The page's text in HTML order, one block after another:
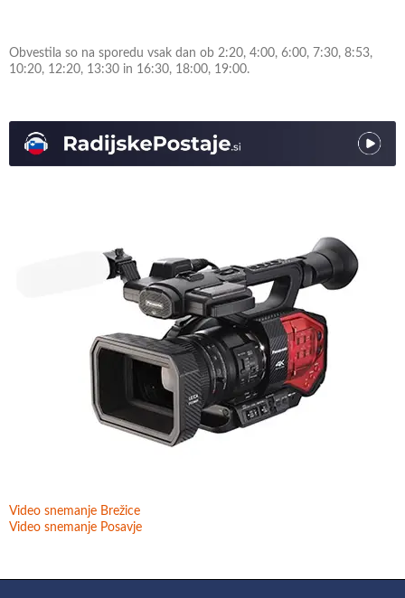
Obvestila so na sporedu vsak dan ob 2:20, 4:00, 6:00, 7:30, 8:53,
10:20, 12:20, 13:30 in 16:30, 18:00, 19:00.
Video snemanje Brežice
Video snemanje Posavje